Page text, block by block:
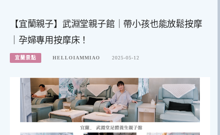
【宜蘭親子】武淵堂親子館｜帶小孩也能放鬆按摩
｜孕婦專用按摩床！
宜蘭景點 HELLOIAMMIAO 2025-05-12